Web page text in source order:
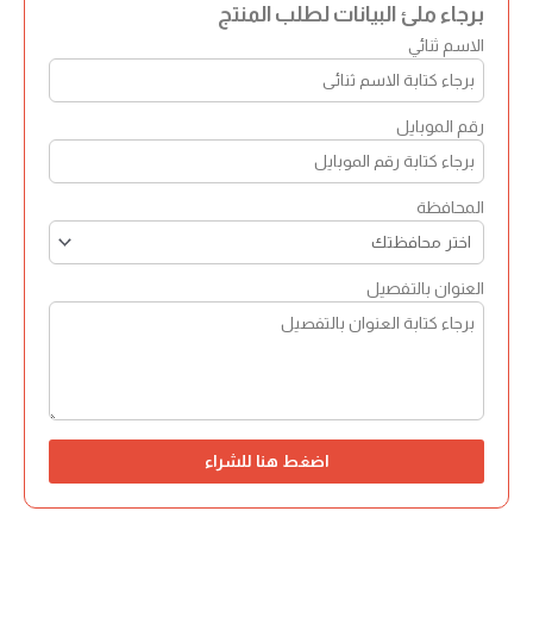
برجاء ملئ البيانات لطلب المنتج
الاسم ثنائي
رقم الموبايل
المحافظة
العنوان بالتفصيل
اضغط هنا للشراء